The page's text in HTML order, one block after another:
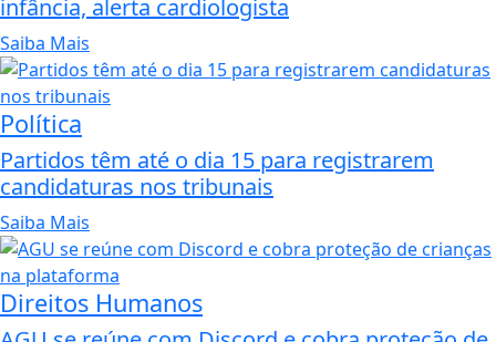
infância, alerta cardiologista
Saiba Mais
Política
Partidos têm até o dia 15 para registrarem
candidaturas nos tribunais
Saiba Mais
Direitos Humanos